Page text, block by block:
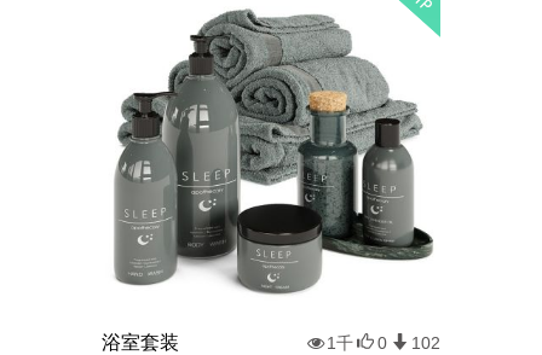
浴室套装 1千 0 102